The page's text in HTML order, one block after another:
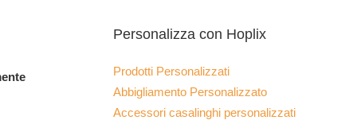
Personalizza con Hoplix
Prodotti Personalizzati
Abbigliamento Personalizzato
Accessori casalinghi personalizzati